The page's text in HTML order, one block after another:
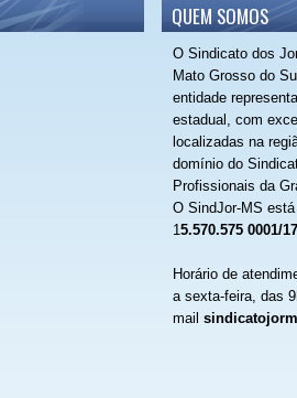
QUEM SOMOS
O Sindicato dos
Mato Grosso do
entidade
estadual, com
localizadas na
domínio do
Profissionais da
O SindJor-MS
15.570.575 0001/17
Horário de
a sexta-feira, das
mail